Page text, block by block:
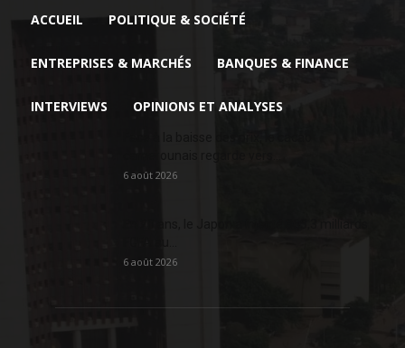
ACCUEIL POLITIQUE & SOCIÉTÉ
ENTREPRISES & MARCHÉS BANQUES & FINANCE
INTERVIEWS OPINIONS ET ANALYSES
6 août 2026
6 août 2026